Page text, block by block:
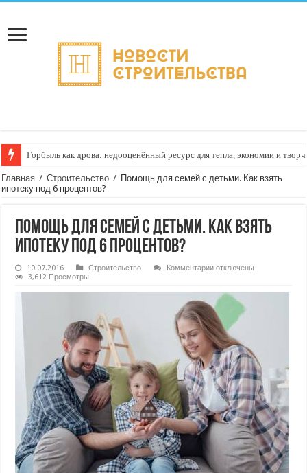
Горбыль как дрова: недооценённый ресурс для тепла, экономии и
Главная / Строительство / Помощь для семей с детьми. Как взять
ипотеку под 6 процентов?
Помощь для семей с детьми. Как взять
ипотеку под 6 процентов?
10.07.2016 Строительство Комментариик
для
семей
с
детьми.
Как
взять
ипотеку
под
6
процентов?
отключены
3,612 Просмотры